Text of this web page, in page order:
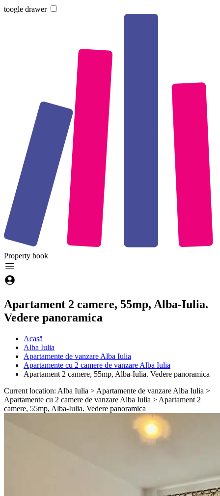
toogle drawer
Property book
Apartament 2 camere, 55mp, Alba-Iulia.
Vedere panoramica
Acasă
Alba Iulia
Apartamente de vanzare Alba Iulia
Apartamente cu 2 camere de vanzare Alba Iulia
Apartament 2 camere, 55mp, Alba-Iulia. Vedere panoramica
Current location: Alba Iulia > Apartamente de vanzare Alba Iulia >
Apartamente cu 2 camere de vanzare Alba Iulia > Apartament 2
camere, 55mp, Alba-Iulia. Vedere panoramica